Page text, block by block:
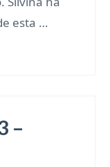
esta …
–